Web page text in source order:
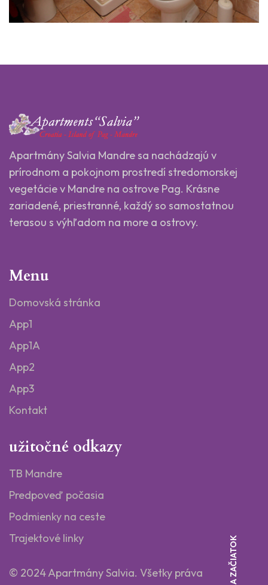
Apartmány Salvia Mandre sa nachádzajú v
prírodnom a pokojnom prostredí stredomorskej
vegetácie v Mandre na ostrove Pag. Krásne
zariadené, priestranné, každý so samostatnou
terasou s výhľadom na more a ostrovy.
Menu
Domovská stránka
App1
App1A
App2
App3
Kontakt
užitočné odkazy
TB Mandre
Predpoveď počasia
Podmienky na ceste
Trajektové linky
© 2024 Apartmány Salvia. Všetky práva